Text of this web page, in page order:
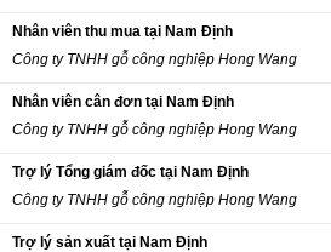
Nhân viên thu mua tại Nam Định
Công ty TNHH gỗ công nghiệp Hong Wang
Nhân viên cân đơn tại Nam Định
Công ty TNHH gỗ công nghiệp Hong Wang
Trợ lý Tổng giám đốc tại Nam Định
Công ty TNHH gỗ công nghiệp Hong Wang
Trợ lý sản xuất tại Nam Định